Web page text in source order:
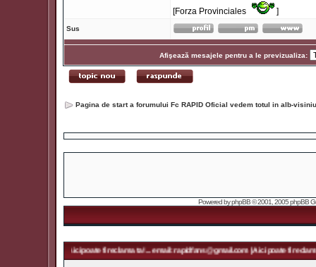
[Forza Provinciales ]
Sus
Afişează mesajele pentru a le previzualiza:
Pagina de start a forumului Fc RAPID Oficial vedem totul in alb-
Powered byphpBB© 2001, 2005 phpBB
| Aici poate fi reclama ta! ... email: rapidfans@gmail.com | Aici poate fi reclama ta! ...